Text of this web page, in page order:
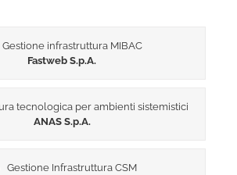
Gestione infrastruttura MIBAC
Fastweb S.p.A.
tecnologica per ambienti sistemistici
ANAS S.p.A.
Gestione Infrastruttura CSM